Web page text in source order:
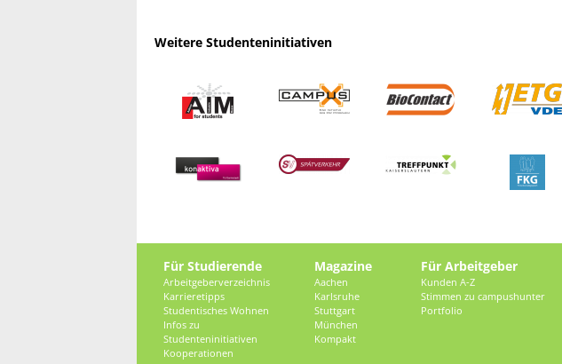
Weitere Studenteninitiativen
Für Studierende
Arbeitgeberverzeichnis
Karrieretipps
Studentisches Wohnen
Infos zu
Studenteninitiativen
Kooperationen
Magazine
Aachen
Karlsruhe
Stuttgart
München
Kompakt
Für Arbeitgeber
Kunden A-Z
Stimmen zu campushunter
Portfolio